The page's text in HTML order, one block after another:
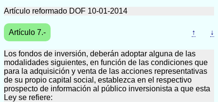
Artículo reformado DOF 10-01-2014
Artículo 7.- ↑ ↓
Los fondos de inversión, deberán adoptar alguna de las
modalidades siguientes, en función de las condiciones que
para la adquisición y venta de las acciones representativas
de su propio capital social, establezca en el respectivo
prospecto de información al público inversionista a que esta
Ley se refiere: